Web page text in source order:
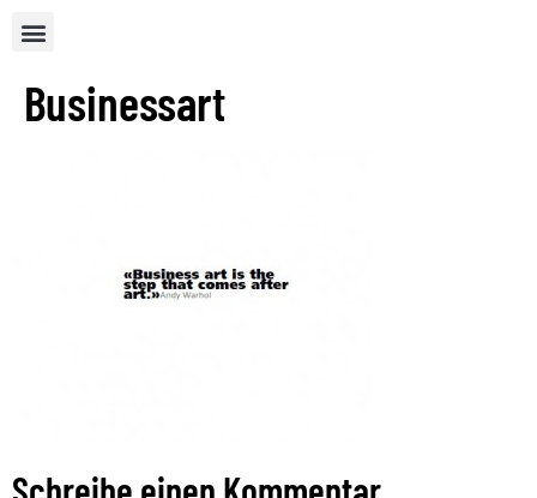
Businessart